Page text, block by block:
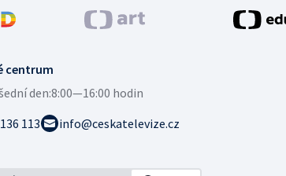
centrum
den:8:00—16:00 hodin
113
info@ceskatelevize.cz